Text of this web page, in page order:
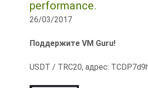
performance.
26/03/2017
Поддержите VM Guru!
USDT / TRC20, адрес: